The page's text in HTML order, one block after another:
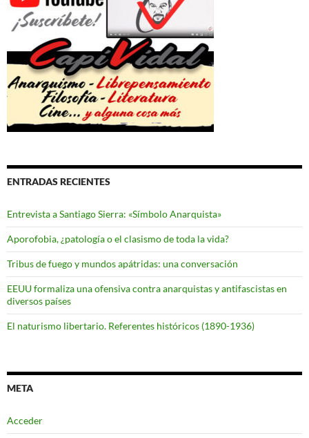
ENTRADAS RECIENTES
Entrevista a Santiago Sierra: «Símbolo Anarquista»
Aporofobia, ¿patología o el clasismo de toda la vida?
Tribus de fuego y mundos apátridas: una conversación
EEUU formaliza una ofensiva contra anarquistas y antifascistas en
diversos países
El naturismo libertario. Referentes históricos (1890-1936)
META
Acceder